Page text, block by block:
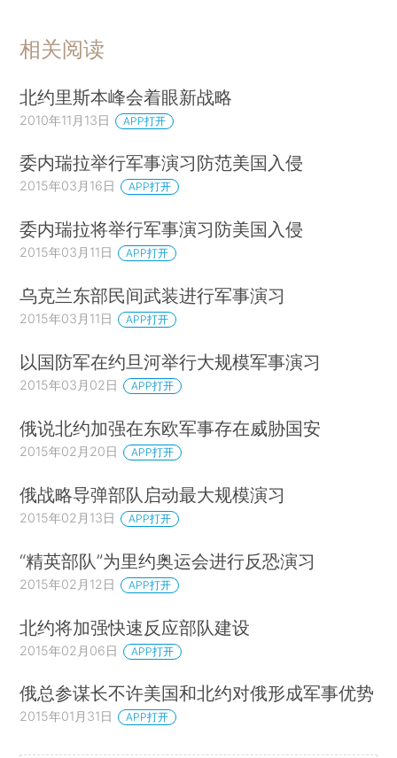
相关阅读
北约里斯本峰会着眼新战略
2010年11月13日 APP打开
委内瑞拉举行军事演习防范美国入侵
2015年03月16日 APP打开
委内瑞拉将举行军事演习防美国入侵
2015年03月11日 APP打开
乌克兰东部民间武装进行军事演习
2015年03月11日 APP打开
以国防军在约旦河举行大规模军事演习
2015年03月02日 APP打开
俄说北约加强在东欧军事存在威胁国安
2015年02月20日 APP打开
俄战略导弹部队启动最大规模演习
2015年02月13日 APP打开
“精英部队”为里约奥运会进行反恐演习
2015年02月12日 APP打开
北约将加强快速反应部队建设
2015年02月06日 APP打开
俄总参谋长不许美国和北约对俄形成军事优势
2015年01月31日 APP打开